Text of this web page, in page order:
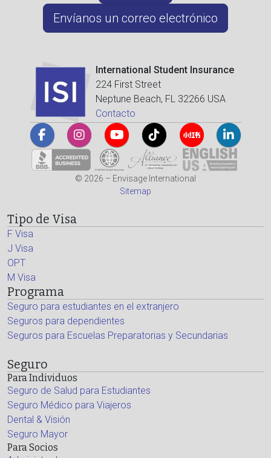
Envíanos un correo electrónico
International Student Insurance
224 First Street
Neptune Beach, FL 32266 USA
Contacto
© 2026 – Envisage International
Sitemap
Tipo de Visa
F Visa
J Visa
OPT
M Visa
Programa
Seguro para estudiantes en el extranjero
Seguros para dependientes
Seguros para Escuelas Preparatorias y Secundarias
Seguro
Para Individuos
Seguro de Salud para Estudiantes
Seguro Médico para Viajeros
Dental & Visión
Seguro Mayor
Para Socios